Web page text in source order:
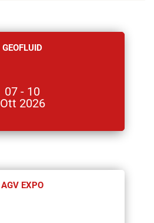
GEOFLUID
07 - 10
Ott 2026
AGV EXPO